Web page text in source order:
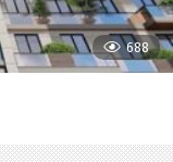
688